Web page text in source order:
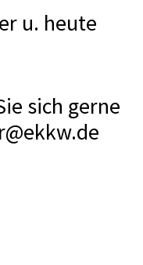
u. heute
sich gerne